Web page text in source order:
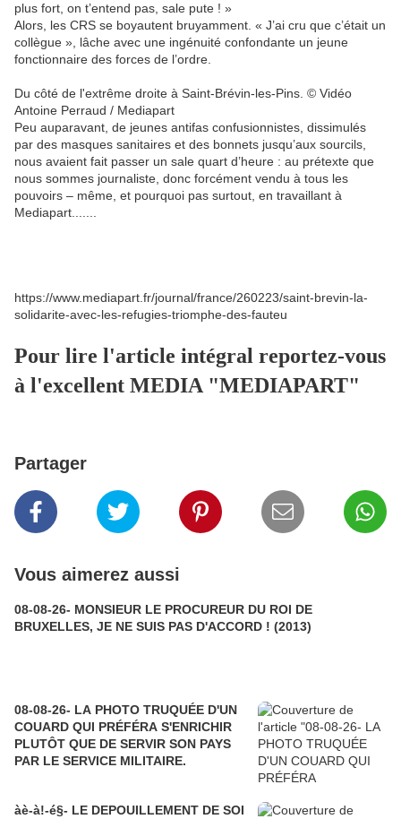
plus fort, on t’entend pas, sale pute ! »
Alors, les CRS se boyautent bruyamment. « J’ai cru que c’était un
collègue », lâche avec une ingénuité confondante un jeune
fonctionnaire des forces de l’ordre.
Du côté de l'extrême droite à Saint-Brévin-les-Pins. © Vidéo
Antoine Perraud / Mediapart
Peu auparavant, de jeunes antifas confusionnistes, dissimulés
par des masques sanitaires et des bonnets jusqu’aux sourcils,
nous avaient fait passer un sale quart d’heure : au prétexte que
nous sommes journaliste, donc forcément vendu à tous les
pouvoirs – même, et pourquoi pas surtout, en travaillant à
Mediapart.......
https://www.mediapart.fr/journal/france/260223/saint-brevin-la-
solidarite-avec-les-refugies-triomphe-des-fauteu
Pour lire l'article intégral reportez-vous
à l'excellent MEDIA "MEDIAPART"
Partager
Vous aimerez aussi
08-08-26- MONSIEUR LE PROCUREUR DU ROI DE
BRUXELLES, JE NE SUIS PAS D'ACCORD ! (2013)
08-08-26- LA PHOTO TRUQUÉE D'UN
COUARD QUI PRÉFÉRA S'ENRICHIR
PLUTÔT QUE DE SERVIR SON PAYS
PAR LE SERVICE MILITAIRE.
àè-à!-é§- LE DEPOUILLEMENT DE SOI